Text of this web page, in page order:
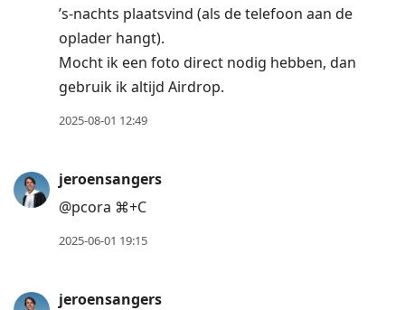
’s-nachts plaatsvind (als de telefoon aan de
oplader hangt).
Mocht ik een foto direct nodig hebben, dan
gebruik ik altijd Airdrop.
2025-08-01 12:49
jeroensangers
@pcora ⌘+C
2025-06-01 19:15
jeroensangers